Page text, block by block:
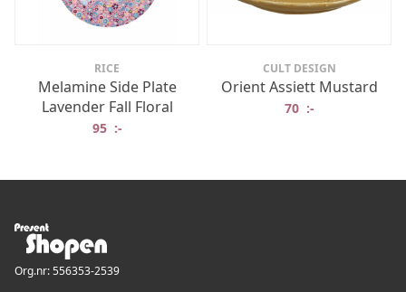
RICE
Melamine Side Plate
Lavender Fall Floral
95 :-
CULT DESIGN
Orient Assiett Mustard
70 :-
Org.nr: 556353-2539